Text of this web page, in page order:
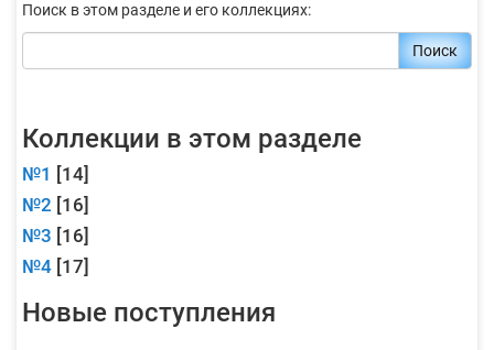
Поиск в этом разделе и его коллекциях:
Поиск
Коллекции в этом разделе
№1 [14]
№2 [16]
№3 [16]
№4 [17]
Новые поступления